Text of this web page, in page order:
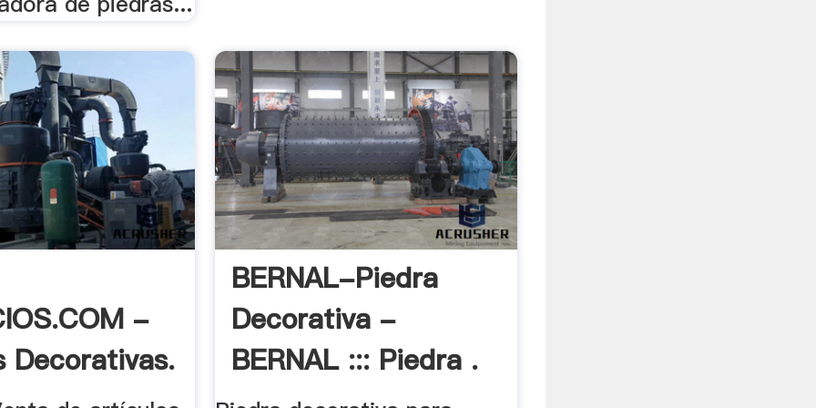
-
Decorativas.
BERNAL-Piedra
Decorativa -
BERNAL ::: Piedra .